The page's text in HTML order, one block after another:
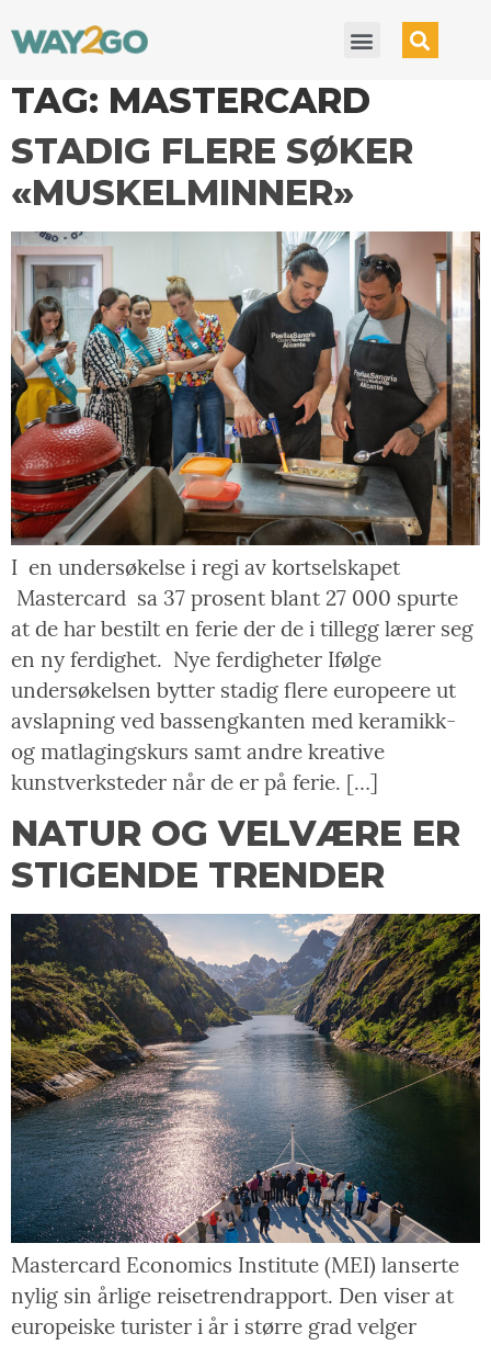
TAG: MASTERCARD
STADIG FLERE SØKER
«MUSKELMINNER»
I en undersøkelse i regi av kortselskapet
Mastercard sa 37 prosent blant 27 000 spurte
at de har bestilt en ferie der de i tillegg lærer seg
en ny ferdighet. Nye ferdigheter Ifølge
undersøkelsen bytter stadig flere europeere ut
avslapning ved bassengkanten med keramikk-
og matlagingskurs samt andre kreative
kunstverksteder når de er på ferie. […]
NATUR OG VELVÆRE ER
STIGENDE TRENDER
Mastercard Economics Institute (MEI) lanserte
nylig sin årlige reisetrendrapport. Den viser at
europeiske turister i år i større grad velger